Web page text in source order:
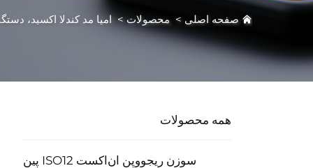
صفحه اصلی >محصولات>امیا مد کندلا اکسید، دستگاه
همه محصولات
سوزن ریجووپن ان‌اکست ISO12 پین